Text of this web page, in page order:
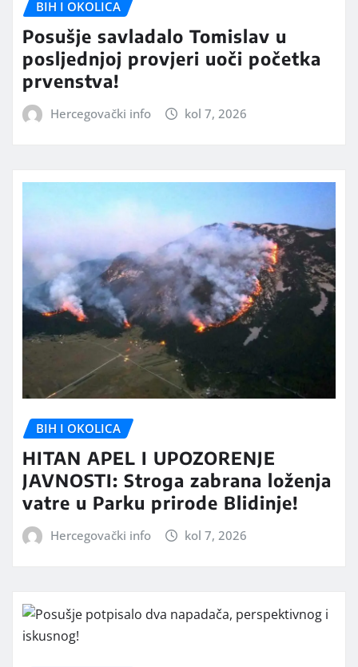
BIH I OKOLICA
Posušje savladalo Tomislav u
posljednjoj provjeri uoči početka
prvenstva!
Hercegovački info kol 7, 2026
BIH I OKOLICA
HITAN APEL I UPOZORENJE
JAVNOSTI: Stroga zabrana loženja
vatre u Parku prirode Blidinje!
Hercegovački info kol 7, 2026